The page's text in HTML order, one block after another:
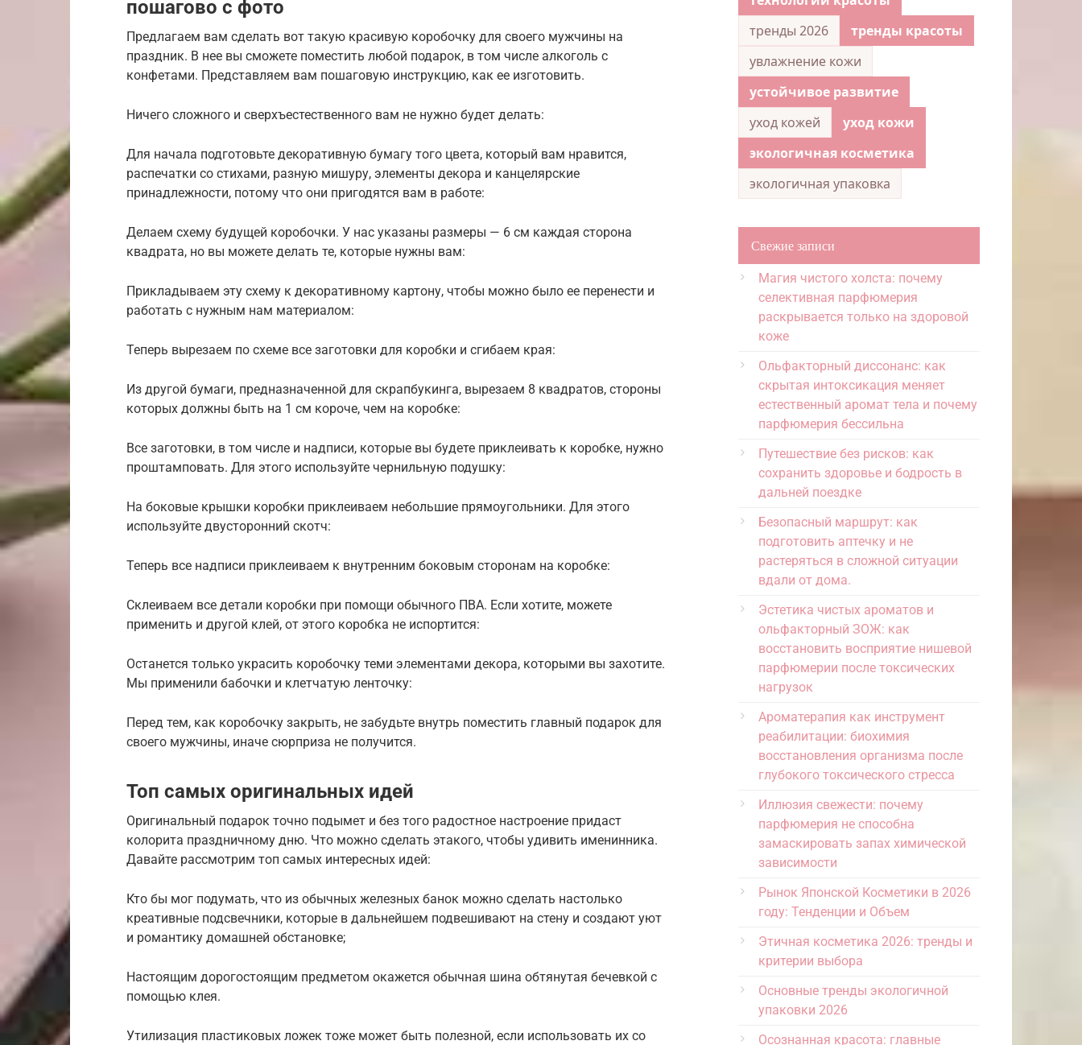
пошагово с фото
Предлагаем вам сделать вот такую красивую коробочку для своего мужчины на
праздник. В нее вы сможете поместить любой подарок, в том числе алкоголь с
конфетами. Представляем вам пошаговую инструкцию, как ее изготовить.
Ничего сложного и сверхъестественного вам не нужно будет делать:
Для начала подготовьте декоративную бумагу того цвета, который вам нравится,
распечатки со стихами, разную мишуру, элементы декора и канцелярские
принадлежности, потому что они пригодятся вам в работе:
Делаем схему будущей коробочки. У нас указаны размеры — 6 см каждая сторона
квадрата, но вы можете делать те, которые нужны вам:
Прикладываем эту схему к декоративному картону, чтобы можно было ее перенести и
работать с нужным нам материалом:
Теперь вырезаем по схеме все заготовки для коробки и сгибаем края:
Из другой бумаги, предназначенной для скрапбукинга, вырезаем 8 квадратов, стороны
которых должны быть на 1 см короче, чем на коробке:
Все заготовки, в том числе и надписи, которые вы будете приклеивать к коробке, нужно
проштамповать. Для этого используйте чернильную подушку:
На боковые крышки коробки приклеиваем небольшие прямоугольники. Для этого
используйте двусторонний скотч:
Теперь все надписи приклеиваем к внутренним боковым сторонам на коробке:
Склеиваем все детали коробки при помощи обычного ПВА. Если хотите, можете
применить и другой клей, от этого коробка не испортится:
Останется только украсить коробочку теми элементами декора, которыми вы захотите.
Мы применили бабочки и клетчатую ленточку:
Перед тем, как коробочку закрыть, не забудьте внутрь поместить главный подарок для
своего мужчины, иначе сюрприза не получится.
Топ самых оригинальных идей
Оригинальный подарок точно подымет и без того радостное настроение придаст
колорита праздничному дню. Что можно сделать этакого, чтобы удивить именинника.
Давайте рассмотрим топ самых интересных идей:
Кто бы мог подумать, что из обычных железных банок можно сделать настолько
креативные подсвечники, которые в дальнейшем подвешивают на стену и создают уют
и романтику домашней обстановке;
Настоящим дорогостоящим предметом окажется обычная шина обтянутая бечевкой с
помощью клея.
Утилизация пластиковых ложек тоже может быть полезной, если использовать их со
тренды 2026
тренды красоты
увлажнение кожи
устойчивое развитие
уход кожей
уход кожи
экологичная косметика
экологичная упаковка
Свежие записи
Магия чистого холста: почему
селективная парфюмерия
раскрывается только на здоровой
коже
Ольфакторный диссонанс: как
скрытая интоксикация меняет
естественный аромат тела и почему
парфюмерия бессильна
Путешествие без рисков: как
сохранить здоровье и бодрость в
дальней поездке
Безопасный маршрут: как
подготовить аптечку и не
растеряться в сложной ситуации
вдали от дома.
Эстетика чистых ароматов и
ольфакторный ЗОЖ: как
восстановить восприятие нишевой
парфюмерии после токсических
нагрузок
Ароматерапия как инструмент
реабилитации: биохимия
восстановления организма после
глубокого токсического стресса
Иллюзия свежести: почему
парфюмерия не способна
замаскировать запах химической
зависимости
Рынок Японской Косметики в 2026
году: Тенденции и Объем
Этичная косметика 2026: тренды и
критерии выбора
Основные тренды экологичной
упаковки 2026
Осознанная красота: главные